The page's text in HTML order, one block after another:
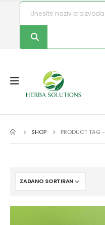
SHOP PRODUCT TAG -